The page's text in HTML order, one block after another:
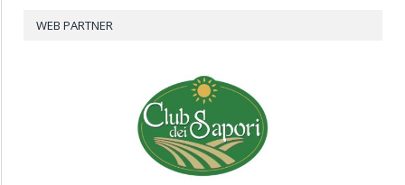
WEB PARTNER